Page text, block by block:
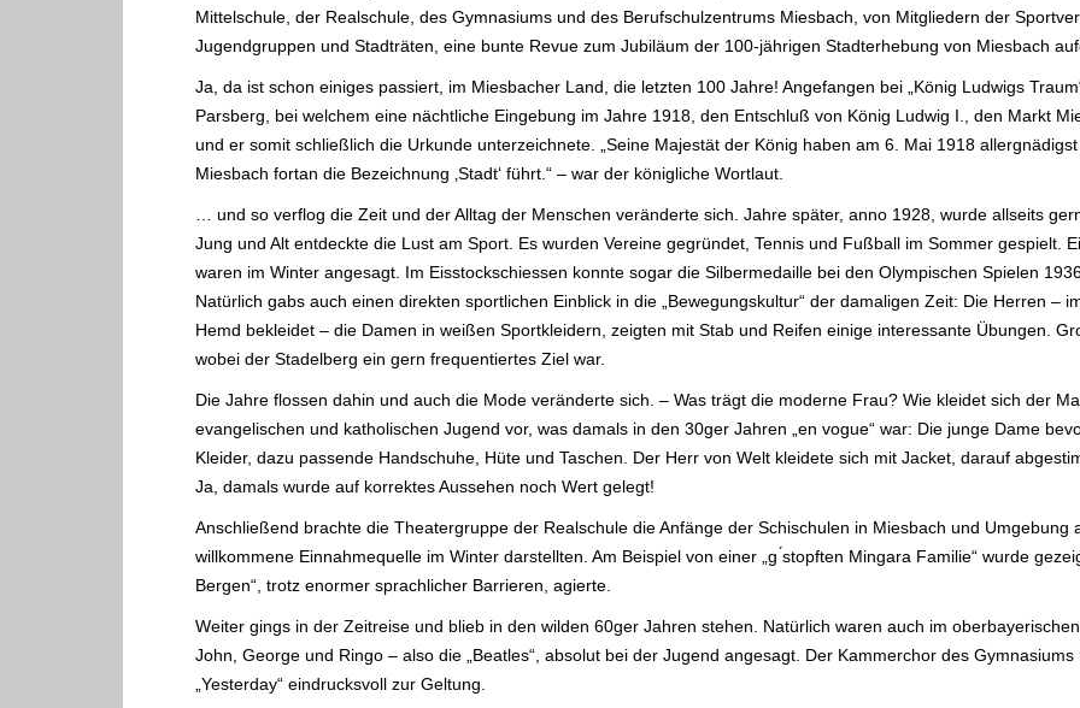
Mittelschule, der Realschule, des Gymnasiums und des Berufschulzentrums Miesbach, von Mitgliedern der
Jugendgruppen und Stadträten, eine bunte Revue zum Jubiläum der 100-jährigen Stadterhebung von Miesbach
Ja, da ist schon einiges passiert, im Miesbacher Land, die letzten 100 Jahre! Angefangen bei „König Ludwigs
Parsberg, bei welchem eine nächtliche Eingebung im Jahre 1918, den Entschluß von König Ludwig I., den Markt
und er somit schließlich die Urkunde unterzeichnete. „Seine Majestät der König haben am 6. Mai 1918
Miesbach fortan die Bezeichnung ‚Stadt‘ führt.“ – war der königliche Wortlaut.
… und so verflog die Zeit und der Alltag der Menschen veränderte sich. Jahre später, anno 1928, wurde allseits
Jung und Alt entdeckte die Lust am Sport. Es wurden Vereine gegründet, Tennis und Fußball im Sommer gespielt.
waren im Winter angesagt. Im Eisstockschiessen konnte sogar die Silbermedaille bei den Olympischen Spielen
Natürlich gabs auch einen direkten sportlichen Einblick in die „Bewegungskultur“ der damaligen Zeit: Die Herren –
Hemd bekleidet – die Damen in weißen Sportkleidern, zeigten mit Stab und Reifen einige interessante Übungen.
wobei der Stadelberg ein gern frequentiertes Ziel war.
Die Jahre flossen dahin und auch die Mode veränderte sich. – Was trägt die moderne Frau? Wie kleidet sich der
evangelischen und katholischen Jugend vor, was damals in den 30ger Jahren „en vogue“ war: Die junge Dame
Kleider, dazu passende Handschuhe, Hüte und Taschen. Der Herr von Welt kleidete sich mit Jacket, darauf
Ja, damals wurde auf korrektes Aussehen noch Wert gelegt!
Anschließend brachte die Theatergruppe der Realschule die Anfänge der Schischulen in Miesbach und Umgebung
willkommene Einnahmequelle im Winter darstellten. Am Beispiel von einer „g ́stopften Mingara Familie“ wurde
Bergen“, trotz enormer sprachlicher Barrieren, agierte.
Weiter gings in der Zeitreise und blieb in den wilden 60ger Jahren stehen. Natürlich waren auch im
John, George und Ringo – also die „Beatles“, absolut bei der Jugend angesagt. Der Kammerchor des
„Yesterday“ eindrucksvoll zur Geltung.